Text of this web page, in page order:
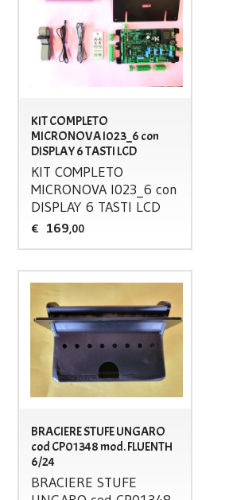
KIT COMPLETO
MICRONOVA I023_6 con
DISPLAY 6 TASTI LCD
KIT COMPLETO
MICRONOVA I023_6 con
DISPLAY 6 TASTI LCD
€ 169,00
BRACIERE STUFE UNGARO
cod CP01348 mod. FLUENTH
6/24
BRACIERE STUFE